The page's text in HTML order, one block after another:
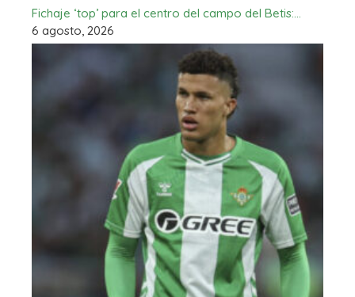
Fichaje ‘top’ para el centro del campo del Betis:…
6 agosto, 2026